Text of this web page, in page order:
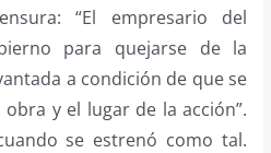
“El empresario del
para quejarse de la
a condición de que se
y el lugar de la acción”.
se estrenó como tal.